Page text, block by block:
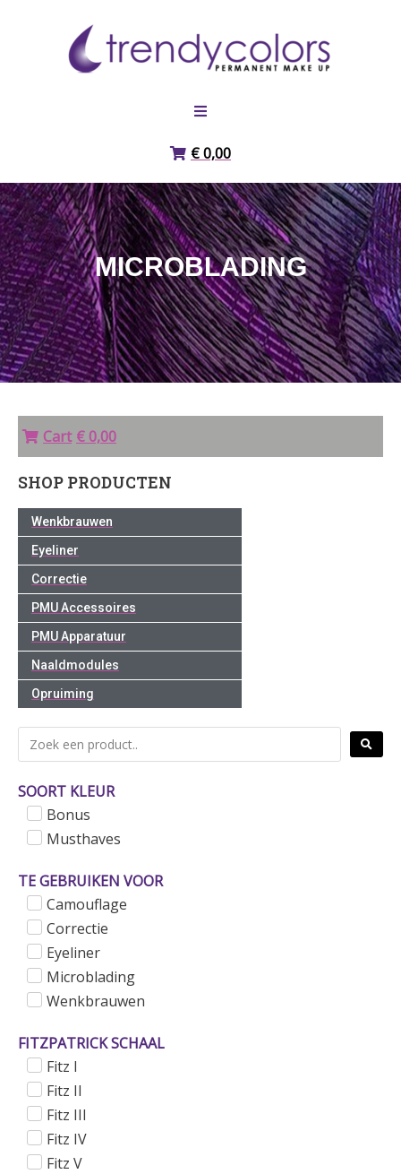
PIGMENTEN
OVER ONS
WEBSHOP
€ 0,00
MICROBLADING
Cart € 0,00
SHOP PRODUCTEN
Wenkbrauwen
Eyeliner
Correctie
PMU Accessoires
PMU Apparatuur
Naaldmodules
Opruiming
SOORT KLEUR
Bonus
Musthaves
TE GEBRUIKEN VOOR
Camouflage
Correctie
Eyeliner
Microblading
Wenkbrauwen
FITZPATRICK SCHAAL
Fitz I
Fitz II
Fitz III
Fitz IV
Fitz V